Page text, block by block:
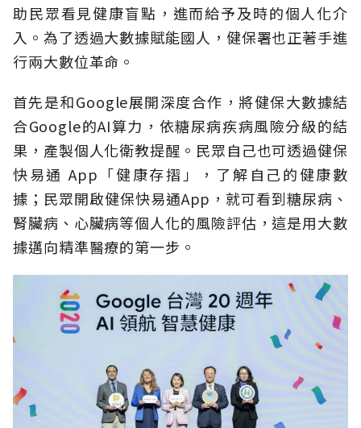
助民眾看見健康盲點，進而給予及時的個人化介
入。為了透過大數據賦能國人，健保署也正著手進
行兩大數位革命。
首先是和Google展開深度合作，將健保大數據結
合Google的AI算力，依糖尿病疾病風險分級的結
果，產製個人化衛教提醒。民眾自己也可透過健保
快易通 App「健康存摺」，了解自己的健康數
據；民眾開啟健保快易通App，就可看到糖尿病、
腎臟病、心臟病等個人化的風險評估，這是用大數
據邁向精準醫療的第一步。